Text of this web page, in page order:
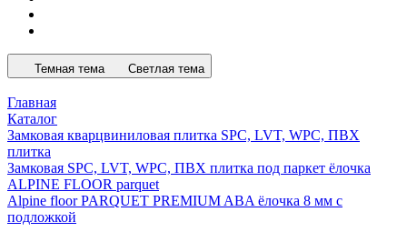
Темная тема Светлая тема
Главная
Каталог
Замковая кварцвиниловая плитка SPC, LVT, WPC, ПВХ
плитка
Замковая SPC, LVT, WPC, ПВХ плитка под паркет ёлочка
ALPINE FLOOR parquet
Alpine floor PARQUET PREMIUM ABA ёлочка 8 мм с
подложкой